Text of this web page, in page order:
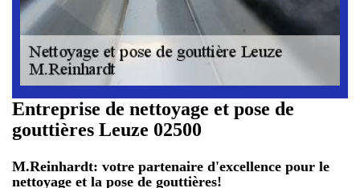
Entreprise de nettoyage et pose de
gouttières Leuze 02500
M.Reinhardt: votre partenaire d'excellence pour le
nettoyage et la pose de gouttières!